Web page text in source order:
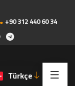
+90 312 440 60 34
Türkçe